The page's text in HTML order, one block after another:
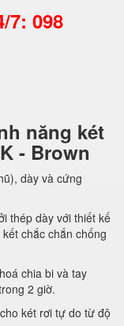
7: 098
năng két
- Brown
dày và cứng
thép dày với thiết kế
chắc chắn chống
chia bi và tay
2 giờ.
két rơi tự do từ độ